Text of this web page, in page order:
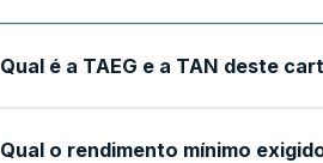
Qual é a TAEG e a TAN deste
Qual o rendimento mínimo